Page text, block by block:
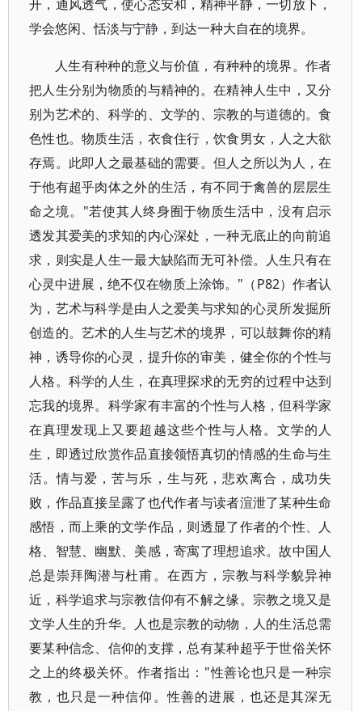
开，通风透气，使心态安和，精神平静，一切放下，
学会悠闲、恬淡与宁静，到达一种大自在的境界。
人生有种种的意义与价值，有种种的境界。作者
把人生分别为物质的与精神的。在精神人生中，又分
别为艺术的、科学的、文学的、宗教的与道德的。食
色性也。物质生活，衣食住行，饮食男女，人之大欲
存焉。此即人之最基础的需要。但人之所以为人，在
于他有超乎肉体之外的生活，有不同于禽兽的层层生
命之境。"若使其人终身囿于物质生活中，没有启示
透发其爱美的求知的内心深处，一种无底止的向前追
求，则实是人生一最大缺陷而无可补偿。人生只有在
心灵中进展，绝不仅在物质上涂饰。"（P82）作者认
为，艺术与科学是由人之爱美与求知的心灵所发掘所
创造的。艺术的人生与艺术的境界，可以鼓舞你的精
神，诱导你的心灵，提升你的审美，健全你的个性与
人格。科学的人生，在真理探求的无穷的过程中达到
忘我的境界。科学家有丰富的个性与人格，但科学家
在真理发现上又要超越这些个性与人格。文学的人
生，即透过欣赏作品直接领悟真切的情感的生命与生
活。情与爱，苦与乐，生与死，悲欢离合，成功失
败，作品直接呈露了也代作者与读者渲泄了某种生命
感悟，而上乘的文学作品，则透显了作者的个性、人
格、智慧、幽默、美感，寄寓了理想追求。故中国人
总是崇拜陶潜与杜甫。在西方，宗教与科学貌异神
近，科学追求与宗教信仰有不解之缘。宗教之境又是
文学人生的升华。人也是宗教的动物，人的生活总需
要某种信念、信仰的支撑，总有某种超乎于世俗关怀
之上的终极关怀。作者指出："性善论也只是一种宗
教，也只是一种信仰。性善的进展，也还是其深无